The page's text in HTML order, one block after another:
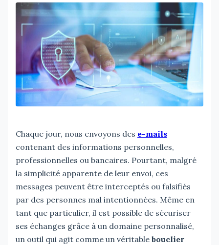
Chaque jour, nous envoyons des e-mails
contenant des informations personnelles,
professionnelles ou bancaires. Pourtant, malgré
la simplicité apparente de leur envoi, ces
messages peuvent être interceptés ou falsifiés
par des personnes mal intentionnées. Même en
tant que particulier, il est possible de sécuriser
ses échanges grâce à un domaine personnalisé,
un outil qui agit comme un véritable bouclier